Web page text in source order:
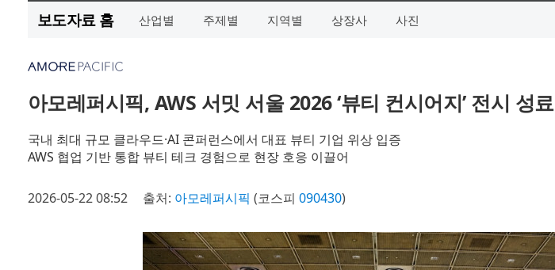
보도자료 홈 산업별 주제별 지역별 상장사 사진
아모레퍼시픽, AWS 서밋 서울 2026 ‘뷰티 컨시어지’ 전시 성료
국내 최대 규모 클라우드·AI 콘퍼런스에서 대표 뷰티 기업 위상 입증
AWS 협업 기반 통합 뷰티 테크 경험으로 현장 호응 이끌어
2026-05-22 08:52 출처: 아모레퍼시픽 (코스피 090430)